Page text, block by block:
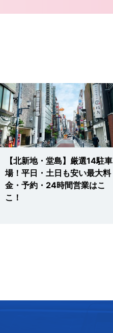
【北新地・堂島】厳選14駐車
場！平日・土日も安い最大料
金・予約・24時間営業はこ
こ！